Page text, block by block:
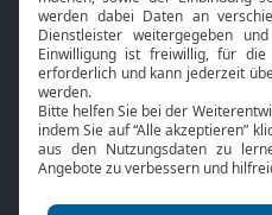
Bibel TV
Über uns
Jobs
Mediadaten